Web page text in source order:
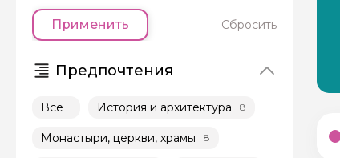
Применить Сбросить
Предпочтения
Все История и архитектура 8
Монастыри, церкви, храмы 8